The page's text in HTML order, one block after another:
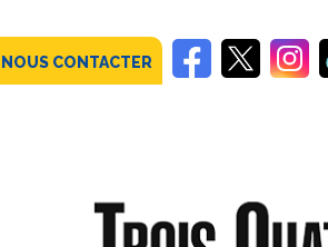
NOUS CONTACTER